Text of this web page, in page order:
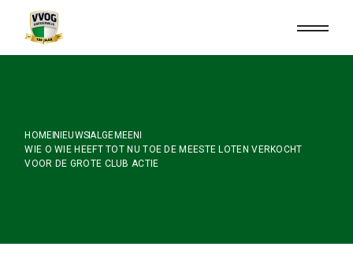
content
HOME NIEUWSALGEMEEN
WIE O WIE HEEFT TOT NU TOE DE MEESTE LOTEN VERKOCHT
VOOR DE GROTE CLUB ACTIE